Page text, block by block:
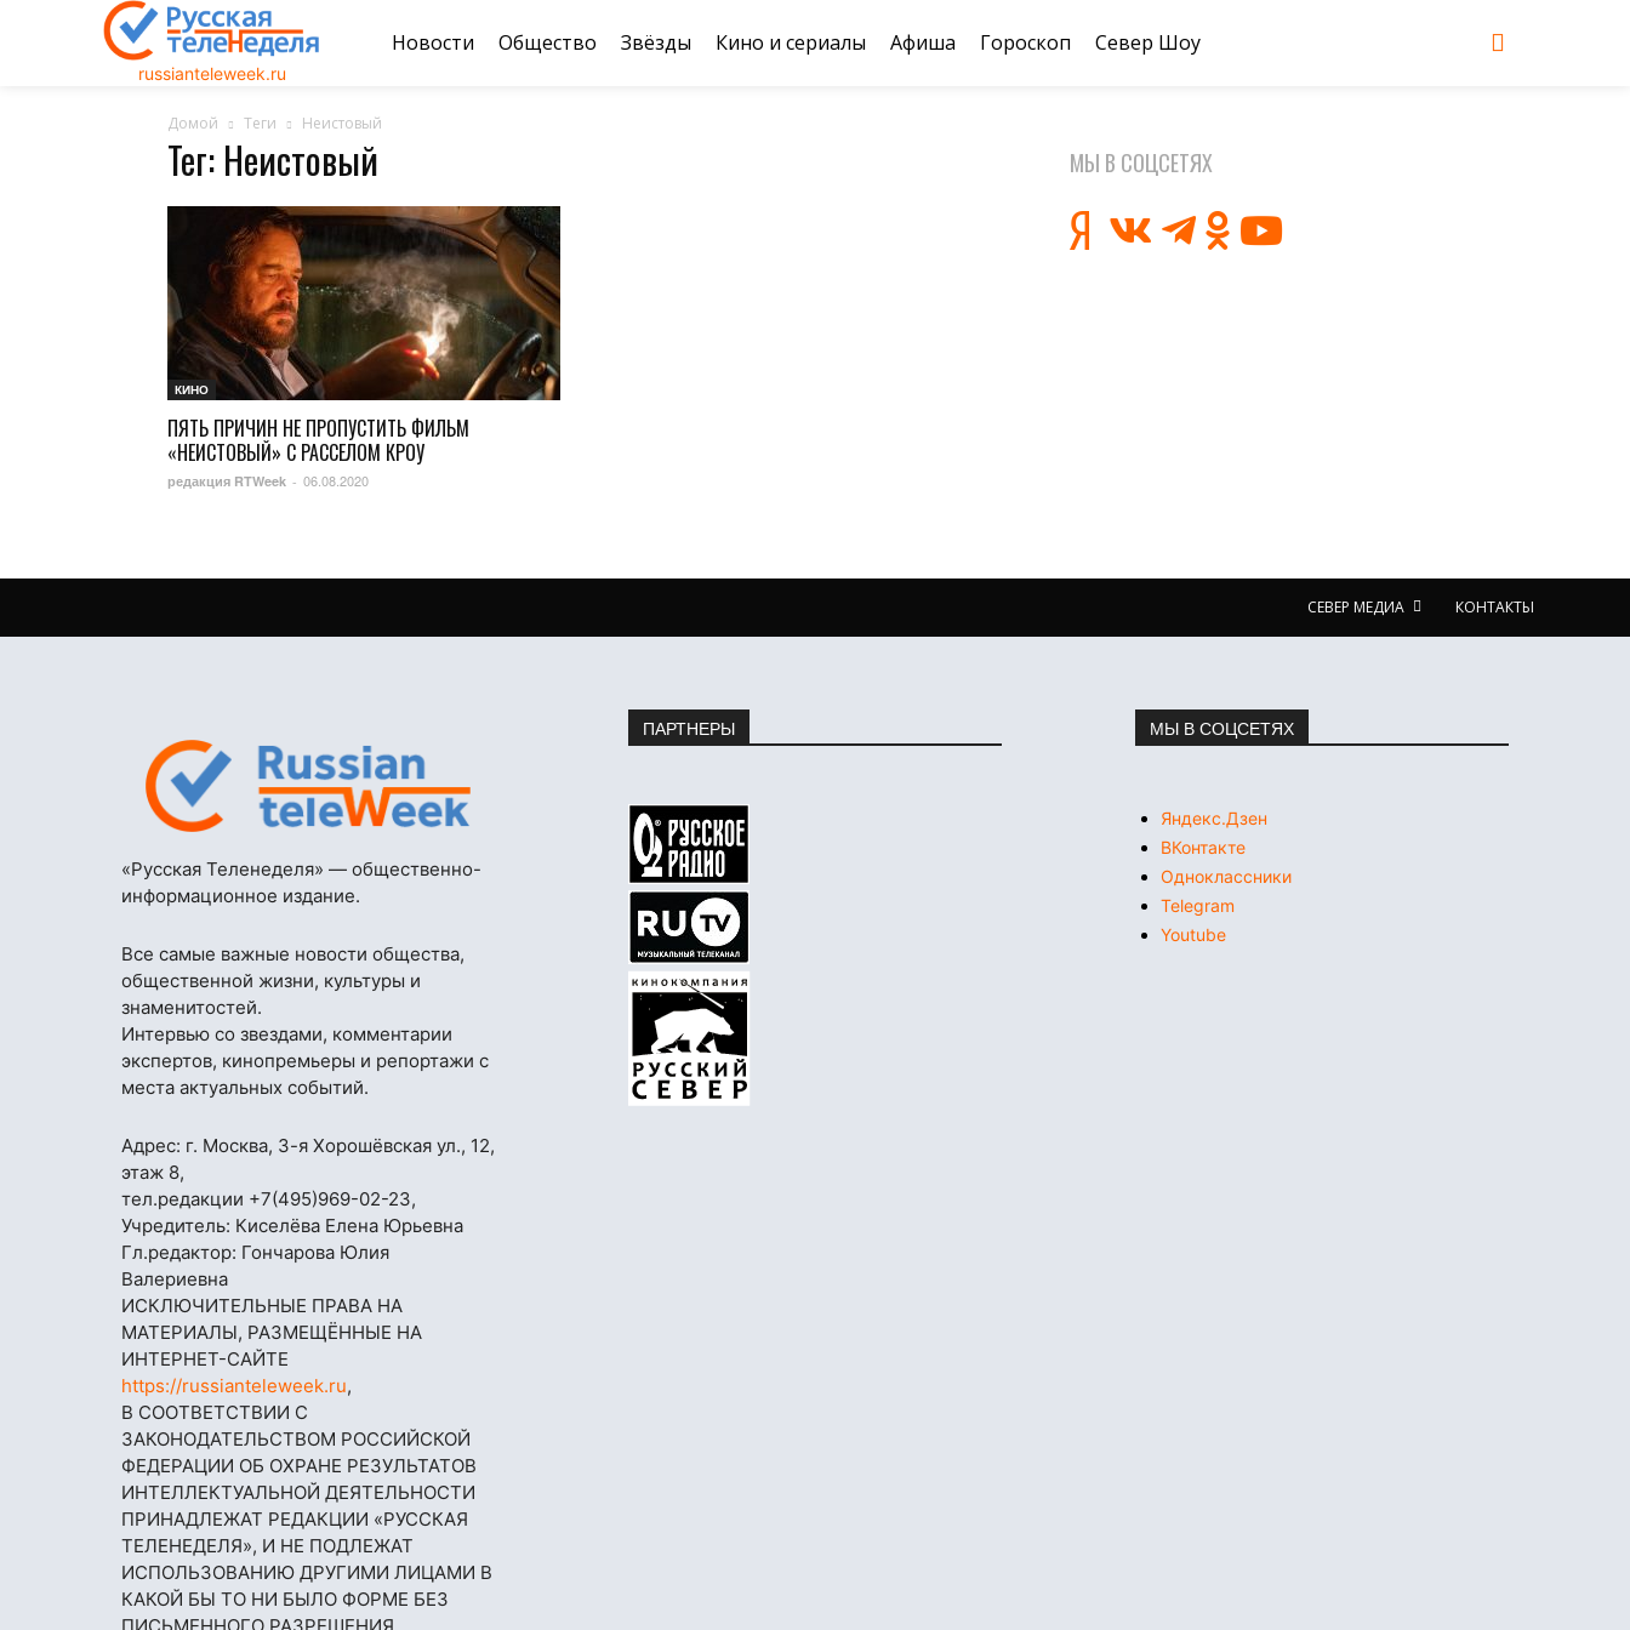
russianteleweek.ru
Новости Общество Звёзды Кино и сериалы Афиша Гороскоп Север Шоу
Домой Теги Неистовый
Тег: Неистовый
КИНО
ПЯТЬ ПРИЧИН НЕ ПРОПУСТИТЬ ФИЛЬМ
«НЕИСТОВЫЙ» С РАССЕЛОМ КРОУ
редакция RTWeek - 06.08.2020
МЫ В СОЦСЕТЯХ
СЕВЕР МЕДИА КОНТАКТЫ
«Русская Теленеделя» — общественно-
информационное издание.
Все самые важные новости общества,
общественной жизни, культуры и
знаменитостей.
Интервью со звездами, комментарии
экспертов, кинопремьеры и репортажи с
места актуальных событий.
Адрес: г. Москва, 3-я Хорошёвская ул., 12,
этаж 8,
тел.редакции +7(495)969-02-23,
Учредитель: Киселёва Елена Юрьевна
Гл.редактор: Гончарова Юлия
Валериевна
ИСКЛЮЧИТЕЛЬНЫЕ ПРАВА НА
МАТЕРИАЛЫ, РАЗМЕЩЁННЫЕ НА
ИНТЕРНЕТ-САЙТЕ
https://russianteleweek.ru,
В СООТВЕТСТВИИ С
ЗАКОНОДАТЕЛЬСТВОМ РОССИЙСКОЙ
ФЕДЕРАЦИИ ОБ ОХРАНЕ РЕЗУЛЬТАТОВ
ИНТЕЛЛЕКТУАЛЬНОЙ ДЕЯТЕЛЬНОСТИ
ПРИНАДЛЕЖАТ РЕДАКЦИИ «РУССКАЯ
ТЕЛЕНЕДЕЛЯ», И НЕ ПОДЛЕЖАТ
ИСПОЛЬЗОВАНИЮ ДРУГИМИ ЛИЦАМИ В
КАКОЙ БЫ ТО НИ БЫЛО ФОРМЕ БЕЗ
ПАРТНЕРЫ МЫ В СОЦСЕТЯХ
Яндекс.Дзен
ВКонтакте
Одноклассники
Telegram
Youtube